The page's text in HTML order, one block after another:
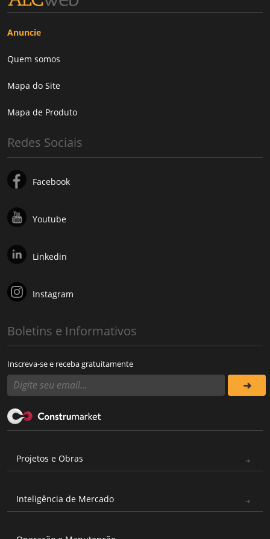
Anuncie
Quem somos
Mapa do Site
Mapa de Produto
Redes Sociais
Facebook
Youtube
Linkedin
Instagram
Boletins e Informativos
Inscreva-se e receba gratuitamente
Projetos e Obras
Inteligência de Mercado